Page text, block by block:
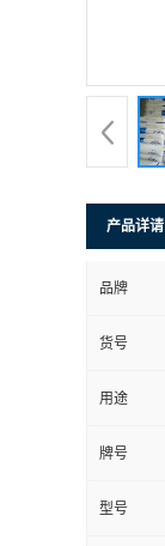
产品详请
品牌
货号
用途
牌号
型号